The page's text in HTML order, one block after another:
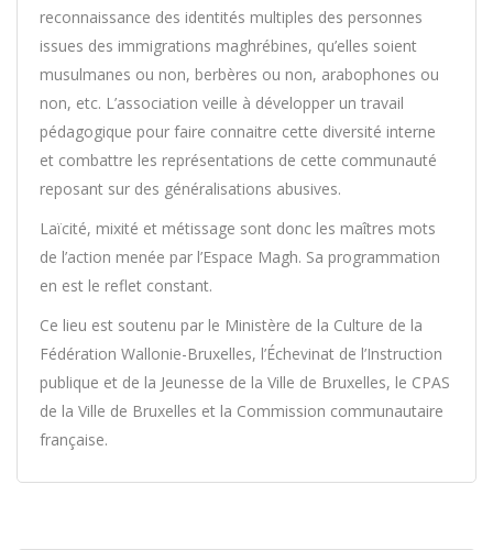
reconnaissance des identités multiples des personnes
issues des immigrations maghrébines, qu’elles soient
musulmanes ou non, berbères ou non, arabophones ou
non, etc. L’association veille à développer un travail
pédagogique pour faire connaitre cette diversité interne
et combattre les représentations de cette communauté
reposant sur des généralisations abusives.
Laïcité, mixité et métissage sont donc les maîtres mots
de l’action menée par l’Espace Magh. Sa programmation
en est le reflet constant.
Ce lieu est soutenu par le Ministère de la Culture de la
Fédération Wallonie-Bruxelles, l’Échevinat de l’Instruction
publique et de la Jeunesse de la Ville de Bruxelles, le CPAS
de la Ville de Bruxelles et la Commission communautaire
française.